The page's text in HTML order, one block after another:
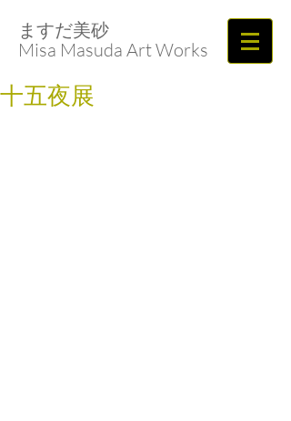
ますだ美砂​​​​​​​
Misa Masuda Art Works
十五夜展